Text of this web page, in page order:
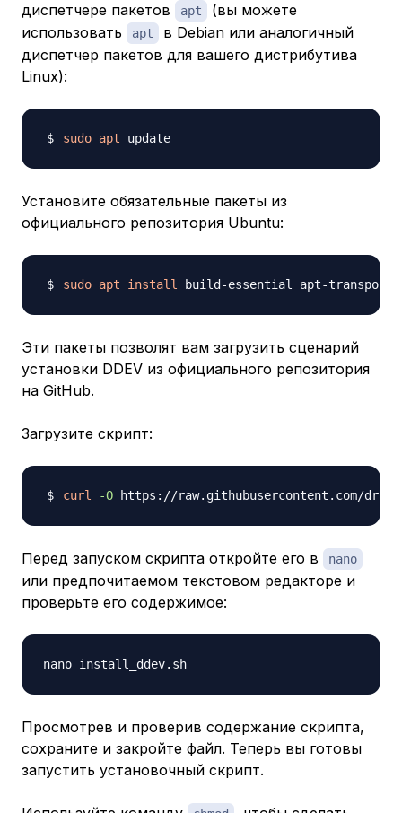
диспетчере пакетов
apt
(вы можете
использовать
apt
в Debian или аналогичный
диспетчер пакетов для вашего дистрибутива
Linux):
sudo apt
Установите обязательные пакеты из
официального репозитория Ubuntu:
sudo apt install build-essential apt-transport-
Эти пакеты позволят вам загрузить сценарий
установки DDEV из официального репозитория
на GitHub.
Загрузите скрипт:
curl -O
Перед запуском скрипта откройте его в nano
или предпочитаемом текстовом редакторе и
проверьте его содержимое:
Просмотрев и проверив содержание скрипта,
сохраните и закройте файл. Теперь вы готовы
запустить установочный скрипт.